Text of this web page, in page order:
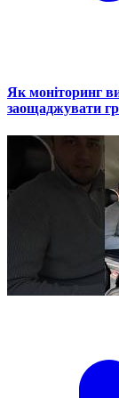
Як моніторинг
заощаджувати